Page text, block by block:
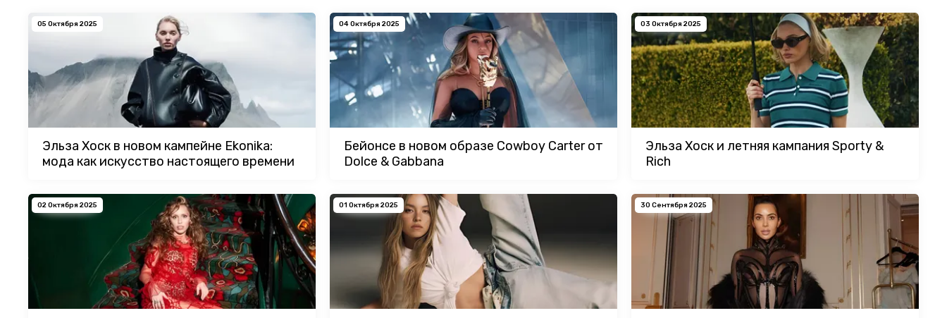
05 Октября 2025
Эльза Хоск в новом кампейне Ekonika:
мода как искусство настоящего времени
04 Октября 2025
Бейонсе в новом образе Cowboy Carter от
Dolce & Gabbana
03 Октября 2025
Эльза Хоск и летняя кампания Sporty &
Rich
02 Октября 2025 01 Октября 2025 30 Сентября 2025